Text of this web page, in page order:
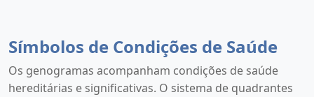
Símbolos de Condições de Saúde
Os genogramas acompanham condições de saúde
hereditárias e significativas. O sistema de quadrantes